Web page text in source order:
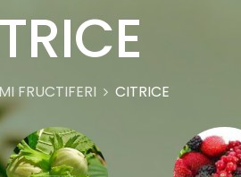
FRUCTIFERI CITRICE